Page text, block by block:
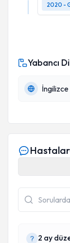
2020 -
Yabancı
İngilizce
2 ay